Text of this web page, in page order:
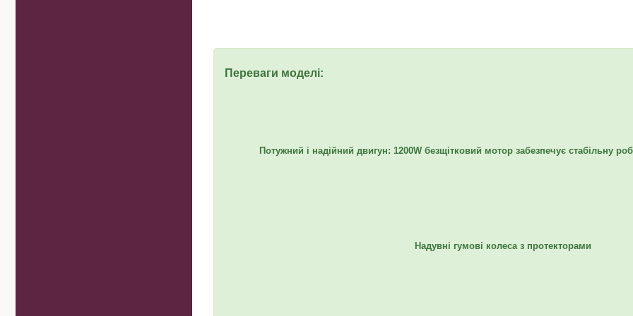
Переваги моделі:
Потужний і надійний двигун: 1200W безщітковий мотор забезпечує стабільну
Надувні гумові колеса з протекторами